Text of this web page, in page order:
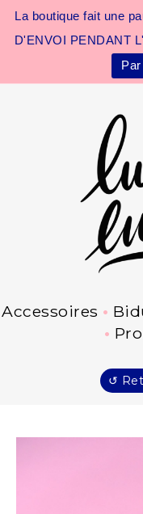
La boutique fait une
D'ENVOI PENDANT
Accessoires
↺